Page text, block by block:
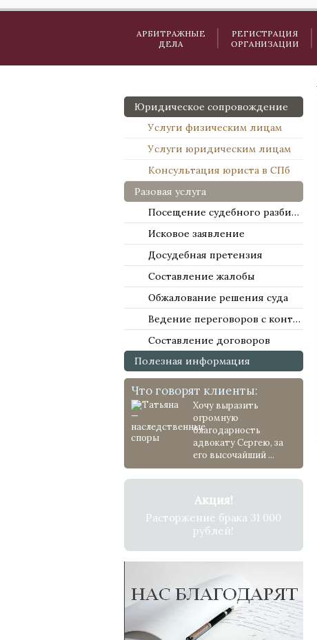
АРБИТРАЖНЫЕ
ДЕЛА
РЕГИСТРАЦИЯ
ОРГАНИЗАЦИИ
Юридическое сопровождение
Услуги физическим лицам
Услуги юридическим лицам
Консультация юриста в СПб
Разовая услуга
Посещение судебного разбирательства
Исковое заявление
Досудебная претензия
Составление жалобы
Обжалование решения суда
Ведение переговоров с контрагентами
Составление договоров
Полезная информация
Что говорят клиенты:
Хочу выразить
огромную
благодарность
адвокату Сергею, за
его высочайший ...
Акция!
Расторжение брака 31 000
рублей!